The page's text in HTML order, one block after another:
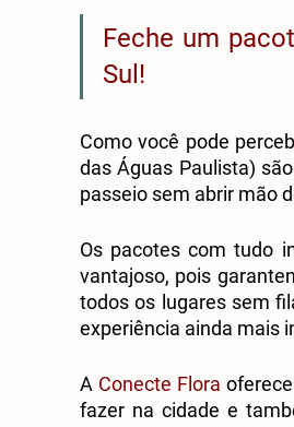
Feche um
Sul!
Como você pode
das Águas Paulista)
passeio sem abrir mão
Os pacotes com tudo
vantajoso, pois
todos os lugares sem
experiência ainda mais
A Conecte Flora
fazer na cidade e